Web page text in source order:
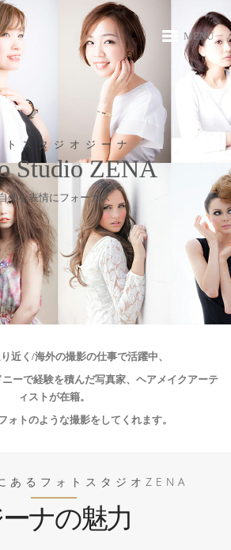
MENU
トスタジオジーナ
Studio ZENA
然な表情にフォーカス
近く/海外の撮影の仕事で活躍中、
ーで経験を積んだ写真家、ヘアメイクアーテ
ィストが在籍。
ォトのような撮影をしてくれます。
あるフォトスタジオZENA
ナの魅力